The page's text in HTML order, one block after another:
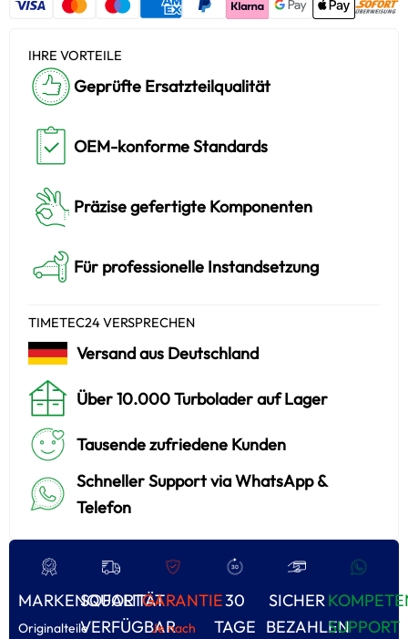
IHRE VORTEILE
Geprüfte Ersatzteilqualität
OEM-konforme Standards
Präzise gefertigte Komponenten
Für professionelle Instandsetzung
TIMETEC24 VERSPRECHEN
Versand aus Deutschland
Über 10.000 Turbolader auf Lager
Tausende zufriedene Kunden
Schneller Support via WhatsApp &
Telefon
MARKENQUALITÄT
Originalteile
SOFORT
VERFÜGBAR
GARANTIE
Je nach
30
TAGE
SICHER
BEZAHLENSUPPORT